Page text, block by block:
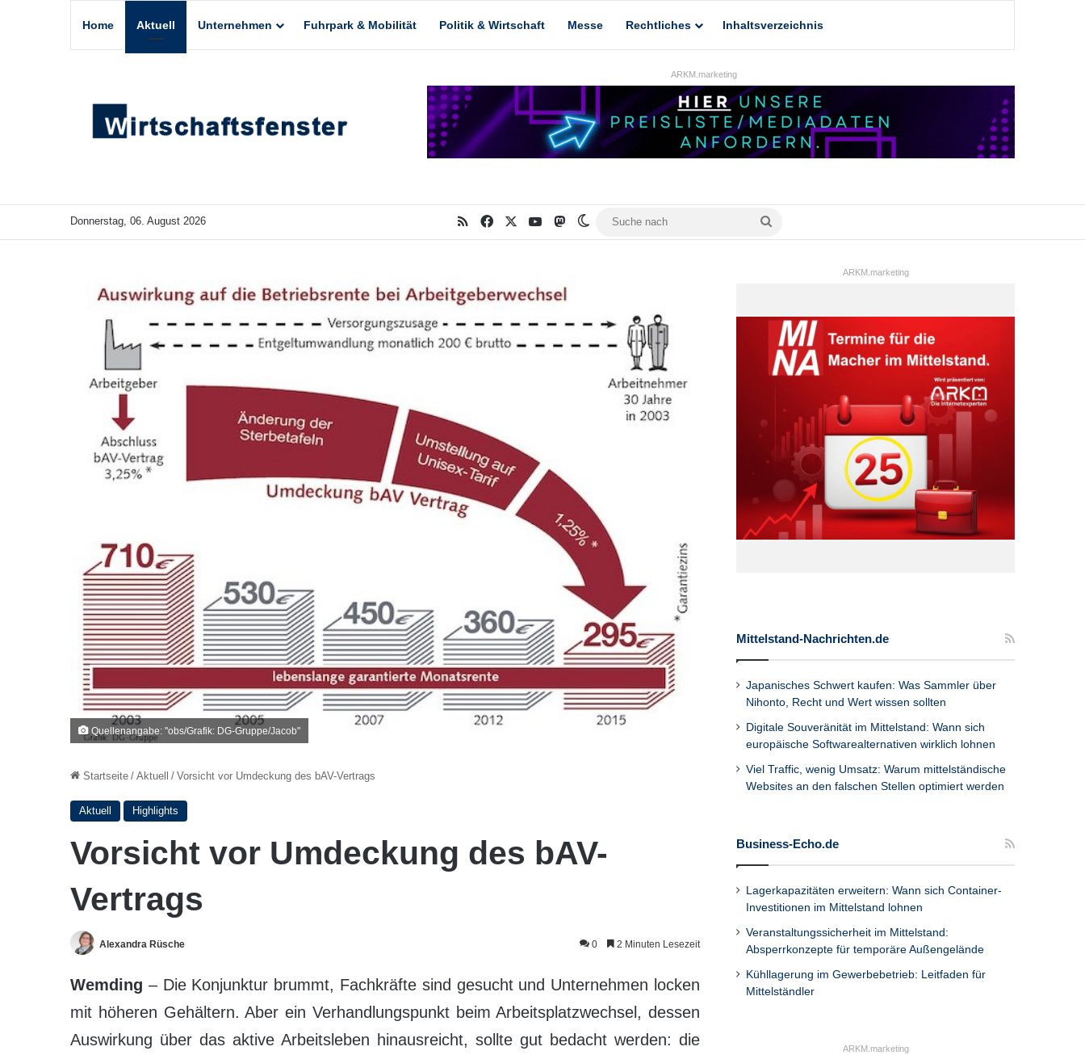
Home Aktuell Unternehmen Fuhrpark & Mobilität Politik & Wirtschaft Messe Rechtliches Inhaltsverzeichnis
ARKM.marketing
Donnerstag, 06. August 2026 RSS Facebook YouTubeMastodonSkin umschalten
Quellenangabe: "obs/Grafik: DG-Gruppe/Jacob"
Startseite / Aktuell / Vorsicht vor Umdeckung des bAV-Vertrags
Aktuell Highlights
Vorsicht vor Umdeckung des bAV-
Vertrags
Alexandra Rüsche 0 2 Minuten Lesezeit
Wemding – Die Konjunktur brummt, Fachkräfte sind gesucht und Unternehmen locken
mit höheren Gehältern. Aber ein Verhandlungspunkt beim Arbeitsplatzwechsel, dessen
Auswirkung über das aktive Arbeitsleben hinausreicht, sollte gut bedacht werden: die
ARKM.marketing
Mittelstand-Nachrichten.de
Japanisches Schwert kaufen: Was Sammler über
Nihonto, Recht und Wert wissen sollten
Digitale Souveränität im Mittelstand: Wann sich
europäische Softwarealternativen wirklich lohnen
Viel Traffic, wenig Umsatz: Warum mittelständische
Websites an den falschen Stellen optimiert werden
Business-Echo.de
Lagerkapazitäten erweitern: Wann sich Container-
Investitionen im Mittelstand lohnen
Veranstaltungssicherheit im Mittelstand:
Absperrkonzepte für temporäre Außengelände
Kühllagerung im Gewerbebetrieb: Leitfaden für
Mittelständler
ARKM.marketing